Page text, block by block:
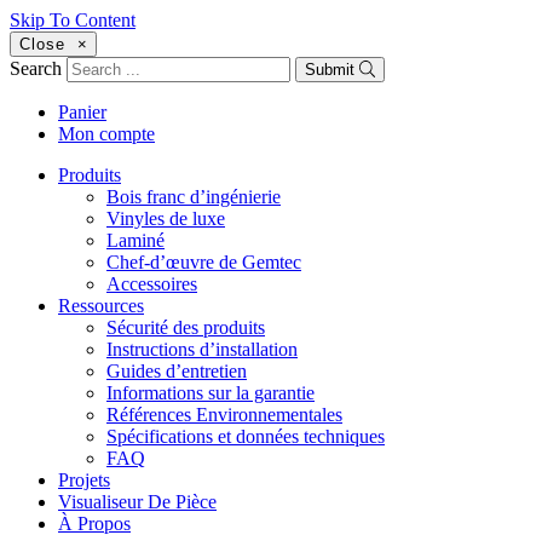
Skip To Content
Close ×
Search Submit
Panier
Mon compte
Produits
Bois franc d’ingénierie
Vinyles de luxe
Laminé
Chef-d’œuvre de Gemtec
Accessoires
Ressources
Sécurité des produits
Instructions d’installation
Guides d’entretien
Informations sur la garantie
Références Environnementales
Spécifications et données techniques
FAQ
Projets
Visualiseur De Pièce
À Propos